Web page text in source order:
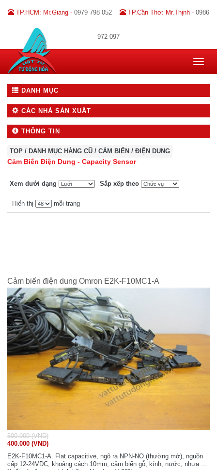
TP.HCM: Mr.Giang - 0979 798 052 TP.Cần Thơ: Mr.Thịnh - 0986
972 097
Toggle
DANH MỤC
CÁC NHÀ SẢN XUẤT
THÔNG TIN
TOP / DANH MỤC HÀNG CŨ / CẢM BIẾN / ĐIỆN DUNG
Cảm Biến Điện Dung - Capacity Sensor
Xem dưới dạng Sắp xếp theo
Hiển thị mỗi trang
Cảm biến điện dung Omron E2K-F10MC1-A
500.000 (VND)
400.000 (VND)
E2K-F10MC1-A. Flat capacitive, ngõ ra NPN-NO (thường mở), nguồn
cấp 12-24VDC, khoảng cách 10mm, cảm biến gỗ, kính, nước, nhựa ...